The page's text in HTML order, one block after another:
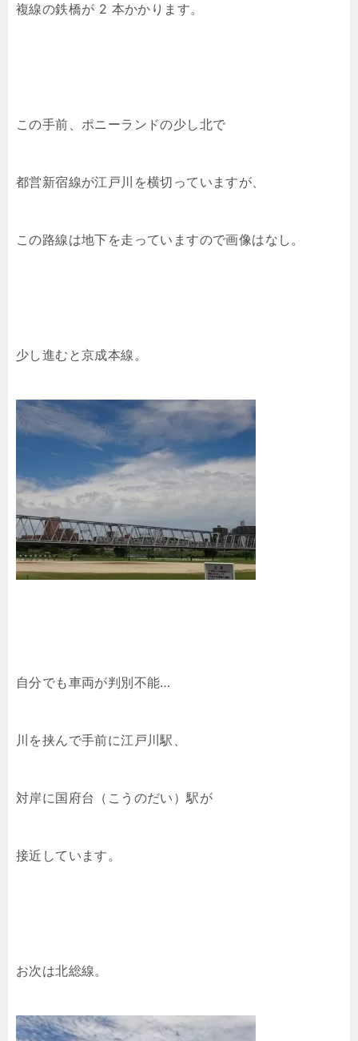
複線の鉄橋が 2 本かかります。
この手前、ポニーランドの少し北で
都営新宿線が江戸川を横切っていますが、
この路線は地下を走っていますので画像はなし。
少し進むと京成本線。
自分でも車両が判別不能…
川を挟んで手前に江戸川駅、
対岸に国府台（こうのだい）駅が
接近しています。
お次は北総線。